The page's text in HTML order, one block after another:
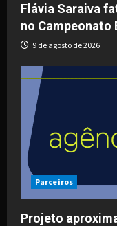
Flávia Saraiva
no Campeonato
9 de agosto de 2026
Parceiros
Projeto